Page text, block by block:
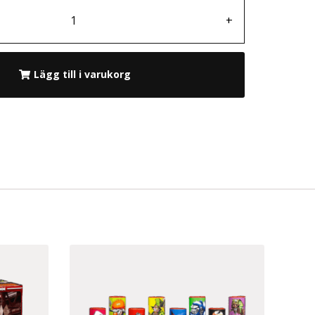
+
Lägg till i varukorg